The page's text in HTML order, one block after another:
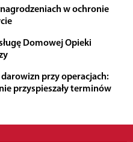
w ochronie
Domowej Opieki
przy operacjach:
przyspieszały terminów